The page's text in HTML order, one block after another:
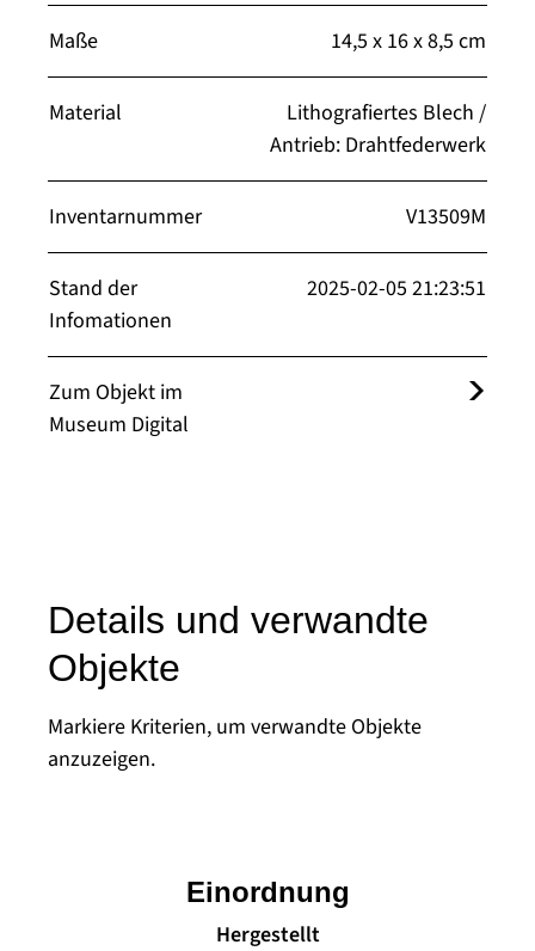
Maße 14,5 x 16 x 8,5 cm
Material
Lithografiertes Blech /
Antrieb: Drahtfederwerk
Inventarnummer V13509M
Stand der
Infomationen
2025-02-05 21:23:51
Zum Objekt im
Museum Digital
Details und verwandte
Objekte
Markiere Kriterien, um verwandte Objekte
anzuzeigen.
Hergestellt
Einordnung